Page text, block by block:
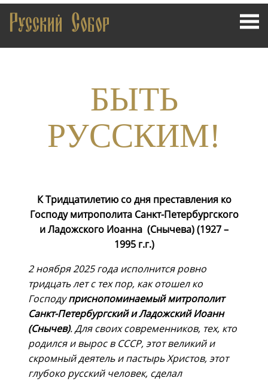
Русский Собор
БЫТЬ
РУССКИМ!
К Тридцатилетию со дня преставления ко
Господу митрополита Санкт-Петербургского
и Ладожского Иоанна (Снычева) (1927 –
1995 г.г.)
2 ноября 2025 года исполнится ровно
тридцать лет с тех пор, как отошел ко
Господуприснопоминаемый митрополит
Санкт-Петербургский и Ладожский Иоанн
(Снычев). Для своих современников, тех, кто
родился и вырос в СССР, этот великий и
скромный деятель и пастырь Христов, этот
глубоко русский человек, сделал